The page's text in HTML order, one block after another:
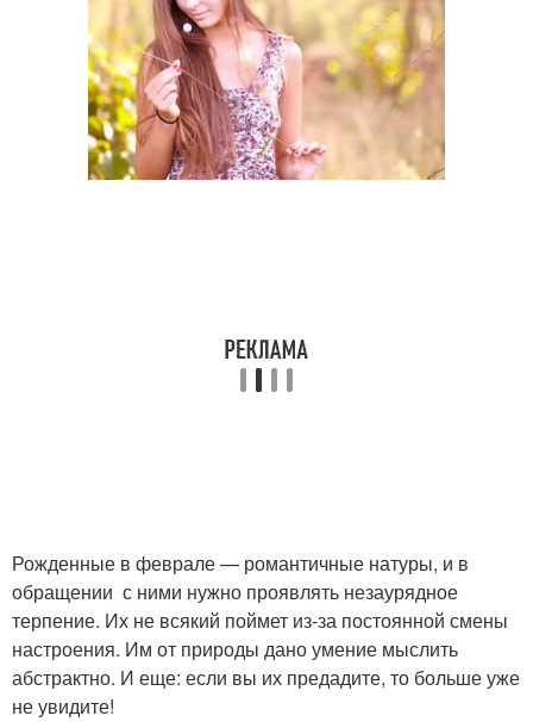
Рожденные в феврале — романтичные натуры, и в
обращении с ними нужно проявлять незаурядное
терпение. Их не всякий поймет из-за постоянной смены
настроения. Им от природы дано умение мыслить
абстрактно. И еще: если вы их предадите, то больше уже
не увидите!